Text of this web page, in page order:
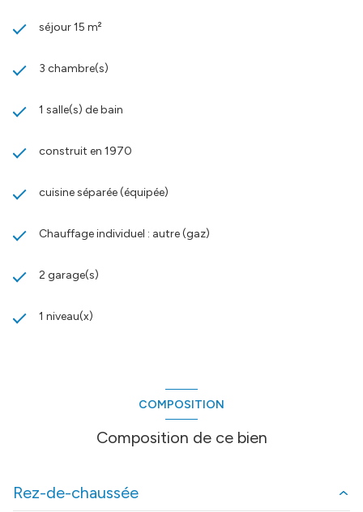
séjour 15 m²
3 chambre(s)
1 salle(s) de bain
construit en 1970
cuisine séparée (équipée)
Chauffage individuel : autre (gaz)
2 garage(s)
1 niveau(x)
COMPOSITION
Composition de ce bien
Rez-de-chaussée